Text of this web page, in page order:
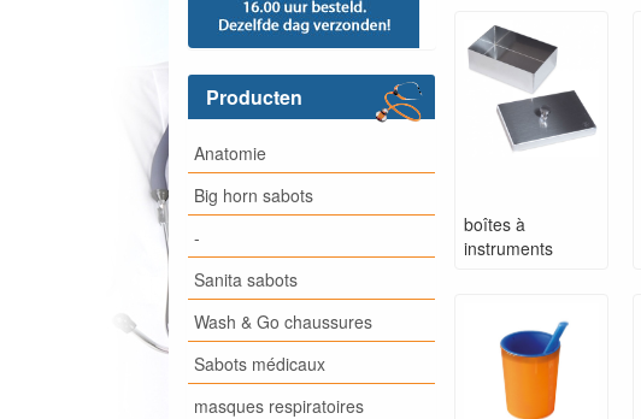
Producten
Anatomie
Big horn sabots
-
Sanita sabots
Wash & Go chaussures
Sabots médicaux
masques respiratoires
boîtes à
instruments